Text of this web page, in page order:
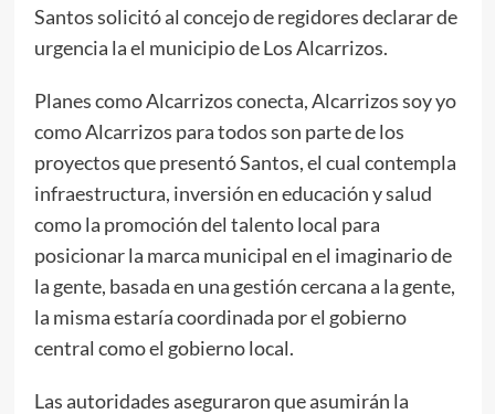
Santos solicitó al concejo de regidores declarar de
urgencia la el municipio de Los Alcarrizos.
Planes como Alcarrizos conecta, Alcarrizos soy yo
como Alcarrizos para todos son parte de los
proyectos que presentó Santos, el cual contempla
infraestructura, inversión en educación y salud
como la promoción del talento local para
posicionar la marca municipal en el imaginario de
la gente, basada en una gestión cercana a la gente,
la misma estaría coordinada por el gobierno
central como el gobierno local.
Las autoridades aseguraron que asumirán la